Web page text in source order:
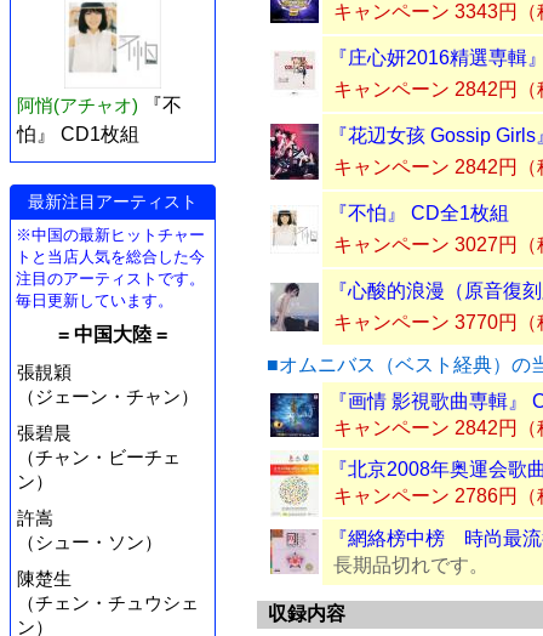
阿悄(アチャオ)
『不
怕』 CD1枚組
最新注目アーティスト
※中国の最新ヒットチャー
トと当店人気を総合した今
注目のアーティストです。
毎日更新しています。
= 中国大陸 =
張靚穎
（ジェーン・チャン）
張碧晨
（チャン・ビーチェ
ン）
許嵩
（シュー・ソン）
陳楚生
（チェン・チュウシェ
ン）
キャンペーン 3343円（
『庄心妍2016精選専輯
キャンペーン 2842円（
『花辺女孩 Gossip
キャンペーン 2842円（
『不怕』 CD全1枚組
キャンペーン 3027円（
『心酸的浪漫（原音復
キャンペーン 3770円（
■オムニバス（ベスト経典）の
『画情 影視歌曲専輯』
キャンペーン 2842円（
『北京2008年奥運会歌
キャンペーン 2786円（
『網絡榜中榜 時尚最
長期品切れです。
収録内容